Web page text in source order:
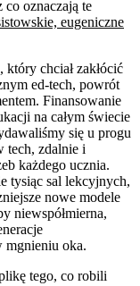
co oznaczają te
eugeniczne
który chciał zakłócić
ed-tech, powrót
Finansowanie
na całym świecie
się u progu
tech, zdalnie i
każdego ucznia.
tysiąc sal lekcyjnych,
nowe modele
niewspółmierna,
mgnieniu oka.
tego, co robili